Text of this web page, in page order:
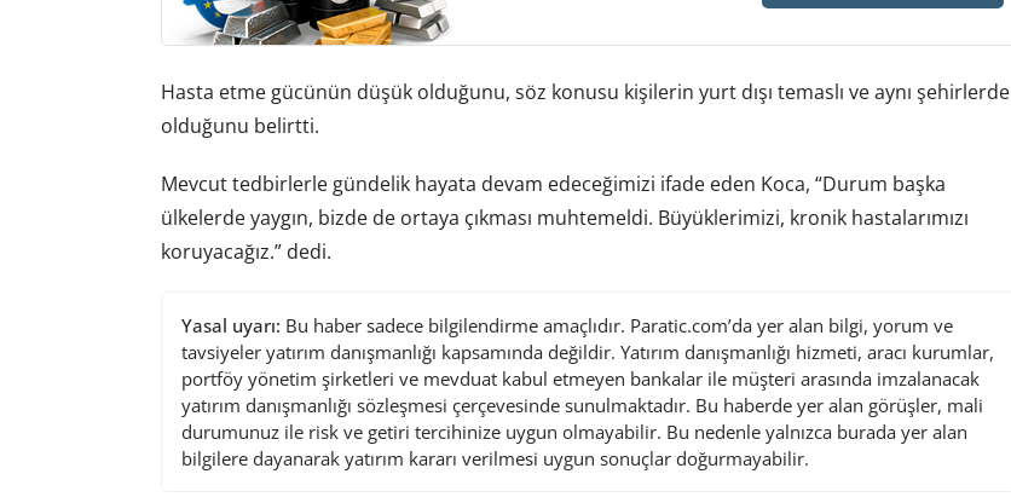
Hasta etme gücünün düşük olduğunu, söz konusu kişilerin yurt dışı temaslı ve aynı şehirlerde
olduğunu belirtti.
Mevcut tedbirlerle gündelik hayata devam edeceğimizi ifade eden Koca, “Durum başka
ülkelerde yaygın, bizde de ortaya çıkması muhtemeldi. Büyüklerimizi, kronik hastalarımızı
koruyacağız.” dedi.
Yasal uyarı: Bu haber sadece bilgilendirme amaçlıdır. Paratic.com’da yer alan bilgi, yorum ve
tavsiyeler yatırım danışmanlığı kapsamında değildir. Yatırım danışmanlığı hizmeti, aracı kurumlar,
portföy yönetim şirketleri ve mevduat kabul etmeyen bankalar ile müşteri arasında imzalanacak
yatırım danışmanlığı sözleşmesi çerçevesinde sunulmaktadır. Bu haberde yer alan görüşler, mali
durumunuz ile risk ve getiri tercihinize uygun olmayabilir. Bu nedenle yalnızca burada yer alan
bilgilere dayanarak yatırım kararı verilmesi uygun sonuçlar doğurmayabilir.